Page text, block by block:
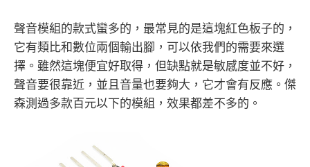
聲音模組的款式蠻多的，最常見的是這塊紅色板子的，
它有類比和數位兩個輸出腳，可以依我們的需要來選
擇。雖然這塊便宜好取得，但缺點就是敏感度並不好，
聲音要很靠近，並且音量也要夠大，它才會有反應。傑
森測過多款百元以下的模組，效果都差不多的。